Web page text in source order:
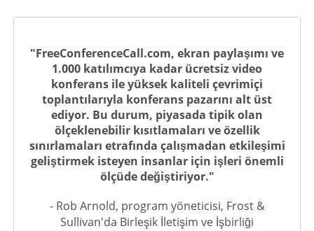
"FreeConferenceCall.com, ekran paylaşımı ve
1.000 katılımcıya kadar ücretsiz video
konferans ile yüksek kaliteli çevrimiçi
toplantılarıyla konferans pazarını alt üst
ediyor. Bu durum, piyasada tipik olan
ölçeklenebilir kısıtlamaları ve özellik
sınırlamaları etrafında çalışmadan etkileşimi
geliştirmek isteyen insanlar için işleri önemli
ölçüde değiştiriyor."
- Rob Arnold, program yöneticisi, Frost &
Sullivan'da Birleşik İletişim ve İşbirliği